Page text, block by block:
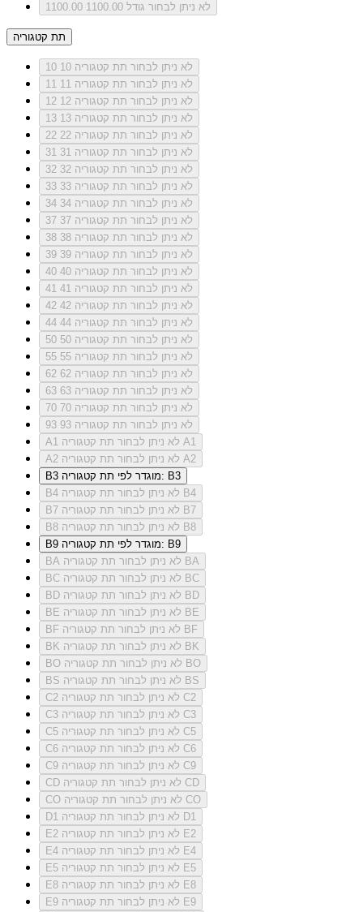
1100.00 לא ניתן לבחור גודל 1100.00
תת קטגוריה
10
לא ניתן לבחור תת קטגוריה 10
11
לא ניתן לבחור תת קטגוריה 11
12
לא ניתן לבחור תת קטגוריה 12
13
לא ניתן לבחור תת קטגוריה 13
22
לא ניתן לבחור תת קטגוריה 22
31
לא ניתן לבחור תת קטגוריה 31
32
לא ניתן לבחור תת קטגוריה 32
33
לא ניתן לבחור תת קטגוריה 33
34
לא ניתן לבחור תת קטגוריה 34
37
לא ניתן לבחור תת קטגוריה 37
38
לא ניתן לבחור תת קטגוריה 38
39
לא ניתן לבחור תת קטגוריה 39
40
לא ניתן לבחור תת קטגוריה 40
41
לא ניתן לבחור תת קטגוריה 41
42
לא ניתן לבחור תת קטגוריה 42
44
לא ניתן לבחור תת קטגוריה 44
50
לא ניתן לבחור תת קטגוריה 50
55
לא ניתן לבחור תת קטגוריה 55
62
לא ניתן לבחור תת קטגוריה 62
63
לא ניתן לבחור תת קטגוריה 63
70
לא ניתן לבחור תת קטגוריה 70
93
לא ניתן לבחור תת קטגוריה 93
A1
לא ניתן לבחור תת קטגוריה A1
A2
לא ניתן לבחור תת קטגוריה A2
B3
מוגדר לפי תת קטגוריה: B3
B4
לא ניתן לבחור תת קטגוריה B4
B7
לא ניתן לבחור תת קטגוריה B7
B8
לא ניתן לבחור תת קטגוריה B8
B9
מוגדר לפי תת קטגוריה: B9
BA
לא ניתן לבחור תת קטגוריה BA
BC
לא ניתן לבחור תת קטגוריה BC
BD
לא ניתן לבחור תת קטגוריה BD
BE
לא ניתן לבחור תת קטגוריה BE
BF
לא ניתן לבחור תת קטגוריה BF
BK
לא ניתן לבחור תת קטגוריה BK
BO
לא ניתן לבחור תת קטגוריה BO
BS
לא ניתן לבחור תת קטגוריה BS
C2
לא ניתן לבחור תת קטגוריה C2
C3
לא ניתן לבחור תת קטגוריה C3
C5
לא ניתן לבחור תת קטגוריה C5
C6
לא ניתן לבחור תת קטגוריה C6
C9
לא ניתן לבחור תת קטגוריה C9
CD
לא ניתן לבחור תת קטגוריה CD
CO
לא ניתן לבחור תת קטגוריה CO
D1
לא ניתן לבחור תת קטגוריה D1
E2
לא ניתן לבחור תת קטגוריה E2
E4
לא ניתן לבחור תת קטגוריה E4
E5
לא ניתן לבחור תת קטגוריה E5
E8
לא ניתן לבחור תת קטגוריה E8
E9
לא ניתן לבחור תת קטגוריה E9